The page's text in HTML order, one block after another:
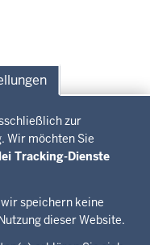
zur
Wir möchten Sie
Tracking-Dienste
speichern keine
dieser Website.
der Zukunft